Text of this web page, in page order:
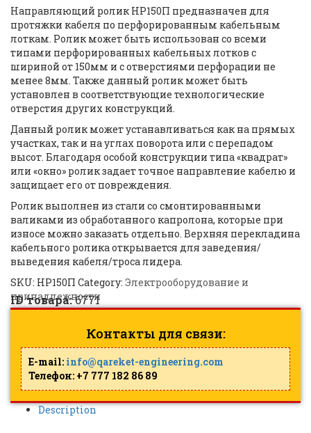
Направляющий ролик НР150П предназначен для
протяжки кабеля по перфорированным кабельным
лоткам. Ролик может быть использован со всеми
типами перфорированных кабельных лотков с
шириной от 150мм и с отверстиями перфорации не
менее 8мм. Также данный ролик может быть
установлен в соответствующие технологические
отверстия других конструкций.
Данный ролик может устанавливаться как на прямых
участках, так и на углах поворота или с перепадом
высот. Благодаря особой конструкции типа «квадрат»
или «окно» ролик задает точное направление кабелю и
защищает его от повреждения.
Ролик выполнен из стали со смонтированными
валиками из обработанного капролона, которые при
износе можно заказать отдельно. Верхняя перекладина
кабельного ролика открывается для заведения/
выведения кабеля/троса лидера.
SKU: НР150П Category: Электрооборудование и
принадлежности
ID товара:6771
Контакты для связи:
E-mail: info@qareket-engineering.com
Телефон: +7 777 182 86 89
Description